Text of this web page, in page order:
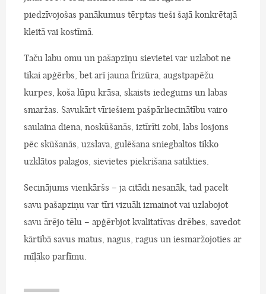
piedzīvojošas panākumus tērptas tieši šajā konkrētajā
kleitā vai kostīmā.
Taču labu omu un pašapziņu sievietei var uzlabot ne
tikai apģērbs, bet arī jauna frizūra, augstpapēžu
kurpes, koša lūpu krāsa, skaists iedegums un labas
smaržas. Savukārt vīriešiem pašpārliecinātību vairo
saulaina diena, noskūšanās, iztīrīti zobi, labs losjons
pēc skūšanās, uzslava, gulēšana sniegbaltos tikko
uzklātos palagos, sievietes piekrišana satikties.
Secinājums vienkāršs – ja citādi nesanāk, tad pacelt
savu pašapziņu var tīri vizuāli izmainot vai uzlabojot
savu ārējo tēlu – apģērbjot kvalitatīvas drēbes, savedot
kārtībā savus matus, nagus, ragus un iesmaržojoties ar
mīļāko parfīmu.